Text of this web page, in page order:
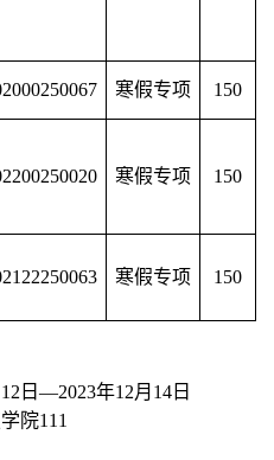
寒假专项 150
寒假专项 150
寒假专项 150
日—2023年12月14日
院111